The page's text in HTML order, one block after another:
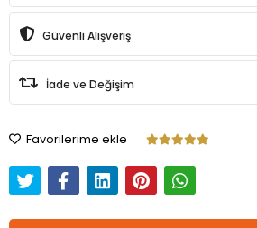
Güvenli Alışveriş
İade ve Değişim
Favorilerime ekle